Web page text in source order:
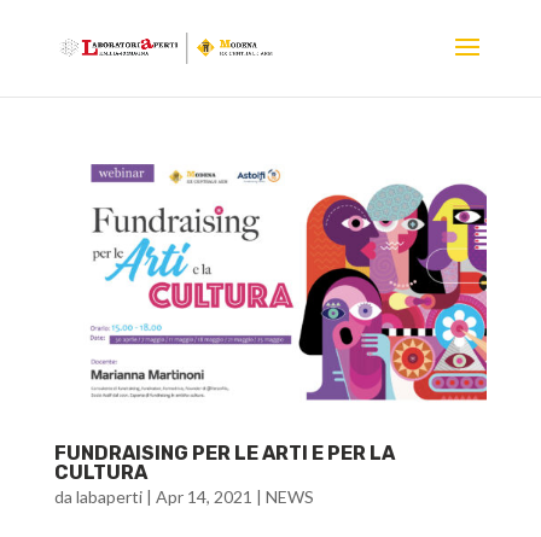
FUNDRAISING PER LE ARTI E PER LA
CULTURA
da labaperti| Apr 14, 2021 | NEWS